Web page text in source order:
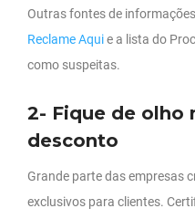
Outras fontes de
Reclame Aquie a lista do
como suspeitas.
2- Fique de olho
desconto
Grande parte das empresas
exclusivos para clientes.